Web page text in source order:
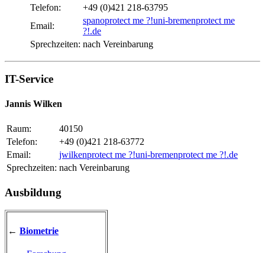
Telefon:
+49 (0)421 218-63795
Email:
spanoprotect me ?!uni-bremenprotect me
?!.de
Sprechzeiten: nach Vereinbarung
IT-Service
Jannis Wilken
Raum:
40150
Telefon:
+49 (0)421 218-63772
Email:
jwilkenprotect me ?!uni-bremenprotect me ?!.de
Sprechzeiten: nach Vereinbarung
Ausbildung
← Biometrie